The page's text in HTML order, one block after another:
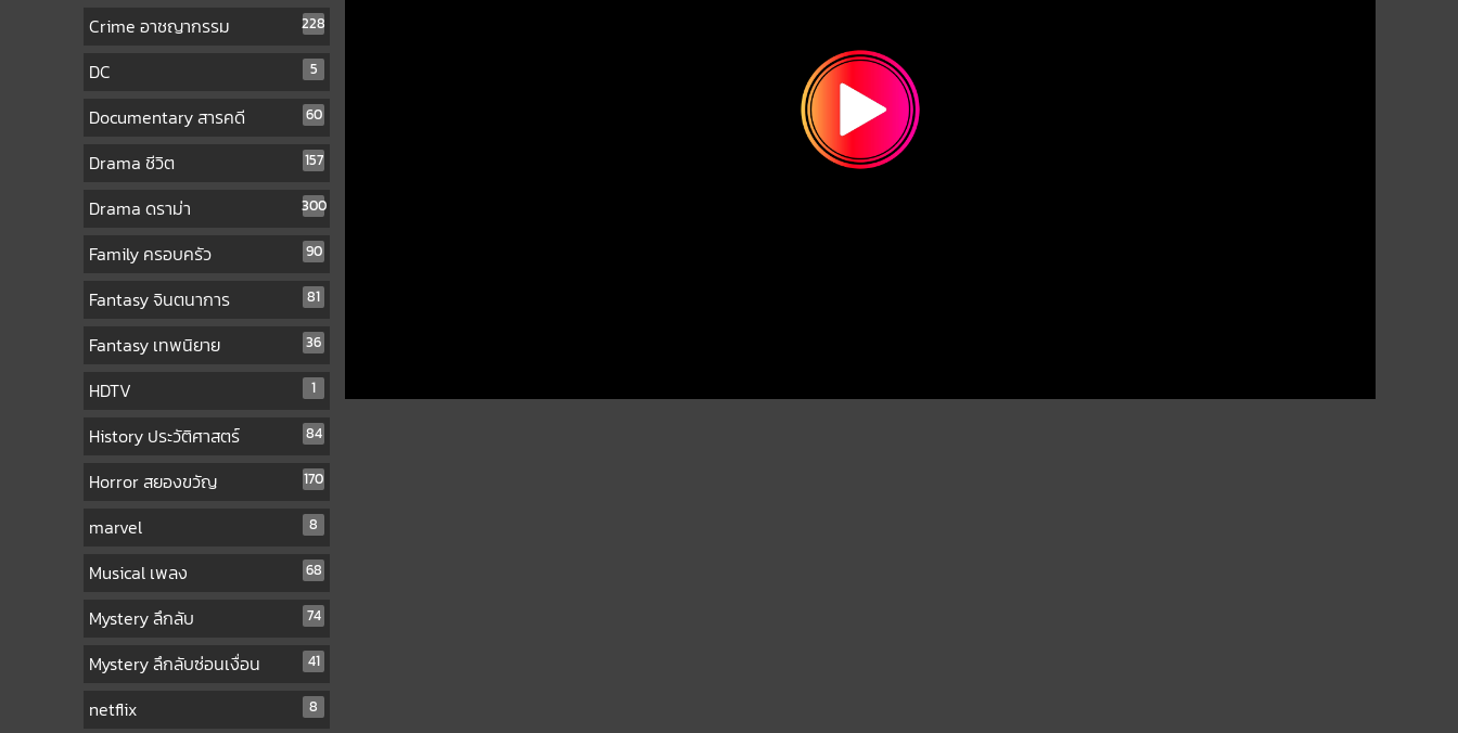
Crime อาชญากรรม 228
DC 5
Documentary สารคดี 60
Drama ชีวิต 157
Drama ดราม่า 300
Family ครอบครัว 90
Fantasy จินตนาการ 81
Fantasy เทพนิยาย 36
HDTV 1
History ประวัติศาสตร์ 84
Horror สยองขวัญ 170
marvel 8
Musical เพลง 68
Mystery ลึกลับ 74
Mystery ลึกลับซ่อนเงื่อน 41
netflix 8